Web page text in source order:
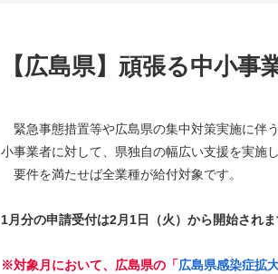
【広島県】頑張る中小
緊急事態措置等や広島県の集中対策実施に伴
小事業者に対して、県独自の幅広い支援を実施し
要件を満たせば全業種が給付対象です。
1月分の申請受付は2月1日（火）から開始され
※対象月において、広島県の「広島県感染症拡